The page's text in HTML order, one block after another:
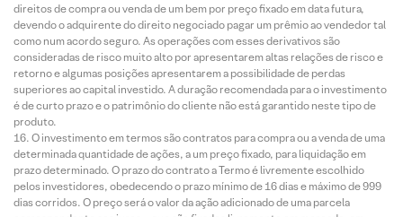
direitos de compra ou venda de um bem por preço fixado em data futura,
devendo o adquirente do direito negociado pagar um prêmio ao vendedor tal
como num acordo seguro. As operações com esses derivativos são
consideradas de risco muito alto por apresentarem altas relações de risco e
retorno e algumas posições apresentarem a possibilidade de perdas
superiores ao capital investido. A duração recomendada para o investimento
é de curto prazo e o patrimônio do cliente não está garantido neste tipo de
produto.
O investimento em termos são contratos para compra ou a venda de uma
determinada quantidade de ações, a um preço fixado, para liquidação em
prazo determinado. O prazo do contrato a Termo é livremente escolhido
pelos investidores, obedecendo o prazo mínimo de 16 dias e máximo de 999
dias corridos. O preço será o valor da ação adicionado de uma parcela